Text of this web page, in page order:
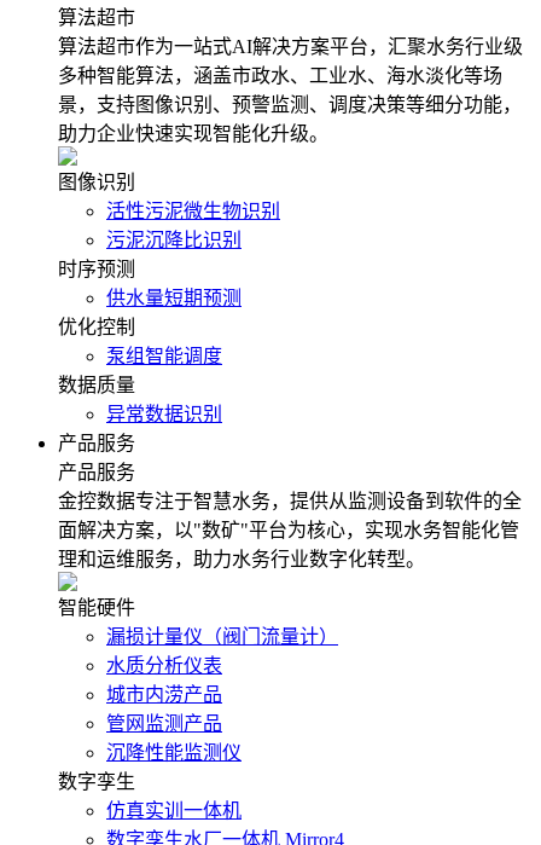
算法超市
算法超市作为一站式AI解决方案平台，汇聚水务行业级
多种智能算法，涵盖市政水、工业水、海水淡化等场
景，支持图像识别、预警监测、调度决策等细分功能，
助力企业快速实现智能化升级。
图像识别
活性污泥微生物识别
污泥沉降比识别
时序预测
供水量短期预测
优化控制
泵组智能调度
数据质量
异常数据识别
产品服务
产品服务
金控数据专注于智慧水务，提供从监测设备到软件的全
面解决方案，以"数矿"平台为核心，实现水务智能化管
理和运维服务，助力水务行业数字化转型。
智能硬件
漏损计量仪（阀门流量计）
水质分析仪表
城市内涝产品
管网监测产品
沉降性能监测仪
数字孪生
仿真实训一体机
数字孪生水厂一体机 Mirror4